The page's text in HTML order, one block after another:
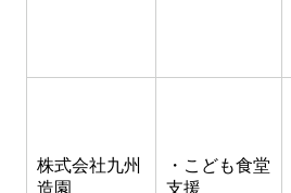
株式会社九州
造園
・こども食堂
支援